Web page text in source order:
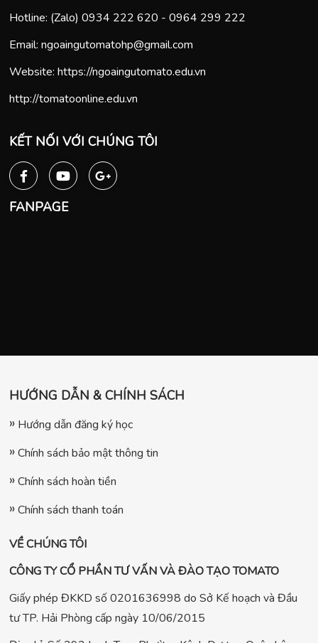
Hotline: (Zalo) 0934 222 620 - 0964 299 222
Email: ngoaingutomatohp@gmail.com
Website: https://ngoaingutomato.edu.vn
http://tomatoonline.edu.vn
KẾT NỐI VỚI CHÚNG TÔI
FANPAGE
HƯỚNG DẪN & CHÍNH SÁCH
Hướng dẫn đăng ký học
Chính sách bảo mật thông tin
Chính sách hoàn tiền
Chính sách thanh toán
VỀ CHÚNG TÔI
CÔNG TY CỔ PHẦN TƯ VẤN VÀ ĐÀO TẠO TOMATO
Giấy phép ĐKKD số 0201636998 do Sở Kế hoạch và Đầu
tư TP. Hải Phòng cấp ngày 10/06/2015